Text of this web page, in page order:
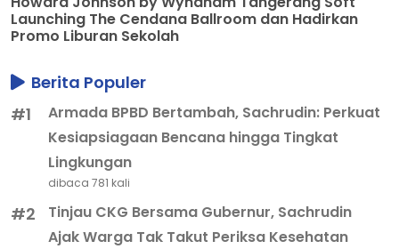
Launching The Cendana Ballroom dan Hadirkan
Promo Liburan Sekolah
Berita Populer
#1
Armada BPBD Bertambah, Sachrudin: Perkuat
Kesiapsiagaan Bencana hingga Tingkat
Lingkungan
dibaca 781 kali
#2
Tinjau CKG Bersama Gubernur, Sachrudin
Ajak Warga Tak Takut Periksa Kesehatan